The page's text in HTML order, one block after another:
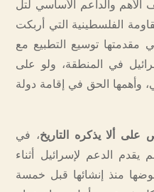
الأهم والداعم الأساسي لتل
الفلسطينية التي أربكت
توسيع التطبيع مع
في المنطقة، ولو على
الحق في إقامة دولة
على ألا يذكره التاريخ، في
يقدم الدعم لإسرائيل أثناء
منذ إنشائها قبل خمسة